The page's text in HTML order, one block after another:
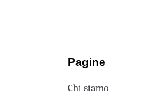
Pagine
Chi siamo